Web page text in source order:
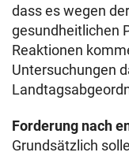
dass es wegen
gesundheitlichen
Reaktionen
Untersuchungen
Forderung nach
Grundsätzlich